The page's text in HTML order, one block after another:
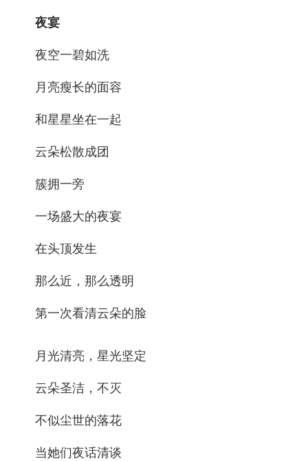
夜宴
夜空一碧如洗
月亮瘦长的面容
和星星坐在一起
云朵松散成团
簇拥一旁
一场盛大的夜宴
在头顶发生
那么近，那么透明
第一次看清云朵的脸
月光清亮，星光坚定
云朵圣洁，不灭
不似尘世的落花
当她们夜话清谈